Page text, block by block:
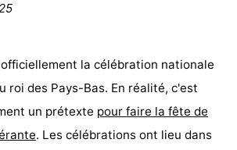
la célébration nationale
roi des Pays-Bas. En réalité, c'est
un prétexte pour faire la fête de
. Les célébrations ont lieu dans